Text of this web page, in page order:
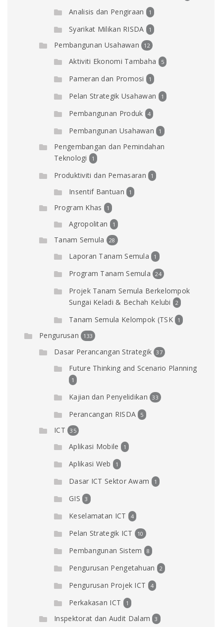
Analisis dan Pengiraan 1
Syarikat Milikan RISDA 1
Pembangunan Usahawan 12
Aktiviti Ekonomi Tambaha 5
Pameran dan Promosi 1
Pelan Strategik Usahawan 1
Pembangunan Produk 4
Pembangunan Usahawan 1
Pengembangan dan Pemindahan
Teknologi
1
Produktiviti dan Pemasaran 1
Insentif Bantuan 1
Program Khas 1
Agropolitan 1
Tanam Semula 28
Laporan Tanam Semula 1
Program Tanam Semula 24
Projek Tanam Semula Berkelompok
Sungai Keladi & Bechah Kelubi
2
Tanam Semula Kelompok (TSK 1
Pengurusan 133
Dasar Perancangan Strategik 37
Future Thinking and Scenario Planning
1
Kajian dan Penyelidikan 33
Perancangan RISDA 5
ICT 35
Aplikasi Mobile 1
Aplikasi Web 1
Dasar ICT Sektor Awam 1
GIS 3
Keselamatan ICT 4
Pelan Strategik ICT 10
Pembangunan Sistem 8
Pengurusan Pengetahuan 2
Pengurusan Projek ICT 4
Perkakasan ICT 1
Inspektorat dan Audit Dalam 3